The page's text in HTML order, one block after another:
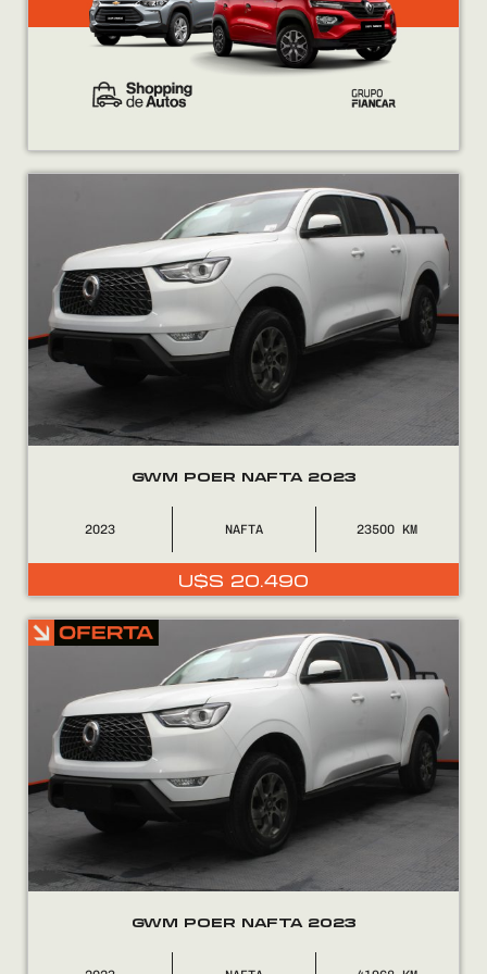
Encontranos en
GWM POER NAFTA 2023
2023 NAFTA 23500
U$S 20.490
GWM POER NAFTA 2023